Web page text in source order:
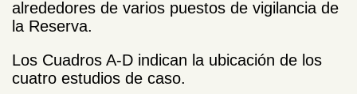
alrededores de varios puestos de vigilancia de
la Reserva.
Los Cuadros A-D indican la ubicación de los
cuatro estudios de caso.